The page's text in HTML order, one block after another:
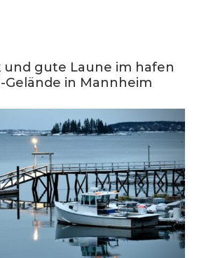
und gute Laune im hafen
Gelände in Mannheim